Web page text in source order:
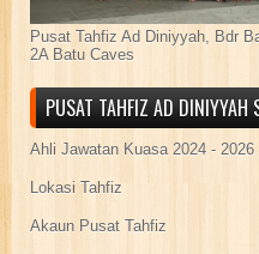
Pusat Tahfiz Ad Diniyyah, Bdr
2A Batu Caves
PUSAT TAHFIZ AD DINIYYAH
Ahli Jawatan Kuasa 2024 - 2026
Lokasi Tahfiz
Akaun Pusat Tahfiz